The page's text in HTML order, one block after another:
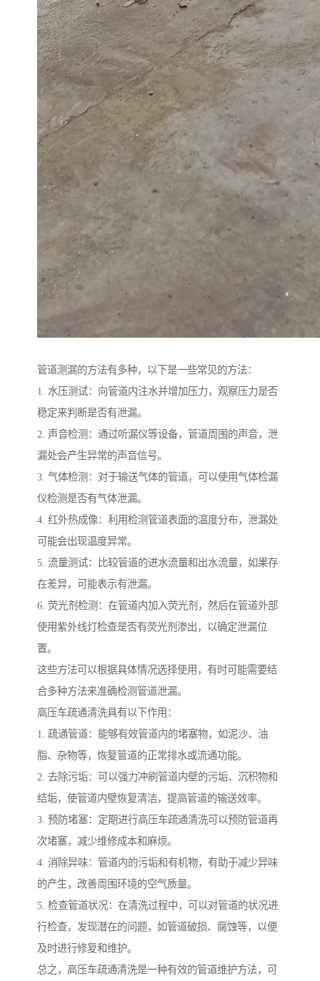
管道测漏的方法有多种，以下是一些常见的方法：
1. 水压测试：向管道内注水并增加压力，观察压力是否
稳定来判断是否有泄漏。
2. 声音检测：通过听漏仪等设备，管道周围的声音，泄
漏处会产生异常的声音信号。
3. 气体检测：对于输送气体的管道，可以使用气体检漏
仪检测是否有气体泄漏。
4. 红外热成像：利用检测管道表面的温度分布，泄漏处
可能会出现温度异常。
5. 流量测试：比较管道的进水流量和出水流量，如果存
在差异，可能表示有泄漏。
6. 荧光剂检测：在管道内加入荧光剂，然后在管道外部
使用紫外线灯检查是否有荧光剂渗出，以确定泄漏位
置。
这些方法可以根据具体情况选择使用，有时可能需要结
合多种方法来准确检测管道泄漏。
高压车疏通清洗具有以下作用：
1. 疏通管道：能够有效管道内的堵塞物，如泥沙、油
脂、杂物等，恢复管道的正常排水或流通功能。
2. 去除污垢：可以强力冲刷管道内壁的污垢、沉积物和
结垢，使管道内壁恢复清洁，提高管道的输送效率。
3. 预防堵塞：定期进行高压车疏通清洗可以预防管道再
次堵塞，减少维修成本和麻烦。
4. 消除异味：管道内的污垢和有机物，有助于减少异味
的产生，改善周围环境的空气质量。
5. 检查管道状况：在清洗过程中，可以对管道的状况进
行检查，发现潜在的问题，如管道破损、腐蚀等，以便
及时进行修复和维护。
总之，高压车疏通清洗是一种有效的管道维护方法，可